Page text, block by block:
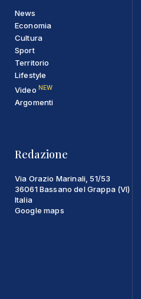
News
Economia
Cultura
Sport
Territorio
Lifestyle
Video NEW
Argomenti
Redazione
Via Orazio Marinali, 51/53
36061 Bassano del Grappa (VI)
Italia
Google maps